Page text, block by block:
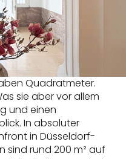
Quadratmeter.
sie aber vor allem
und einen
In absoluter
in Düsseldorf-
sind rund 200 m² auf